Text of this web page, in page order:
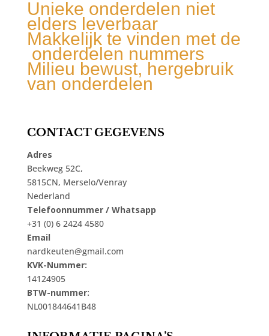
Unieke onderdelen niet
elders leverbaar
Makkelijk te vinden met de
onderdelen nummers
Milieu bewust, hergebruik
van onderdelen
CONTACT GEGEVENS
Adres
Beekweg 52C,
5815CN, Merselo/Venray
Nederland
Telefoonnummer / Whatsapp
+31 (0) 6 2424 4580
Email
nardkeuten@gmail.com
KVK-Nummer:
14124905
BTW-nummer:
NL001844641B48